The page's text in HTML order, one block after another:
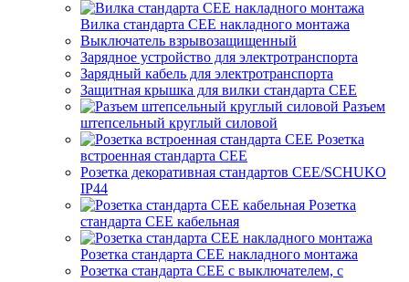
Вилка стандарта CEE накладного монтажа
Выключатель взрывозащищенный
Зарядное устройство для электротранспорта
Зарядный кабель для электротранспорта
Защитная крышка для вилки стандарта CEE
Разъем
штепсельный круглый силовой
Розетка
встроенная стандарта CEE
Розетка декоративная стандартов CEE/SCHUKO
IP44
Розетка
стандарта СЕЕ кабельная
Розетка стандарта СЕЕ накладного монтажа
Розетка стандарта СЕЕ с выключателем, с